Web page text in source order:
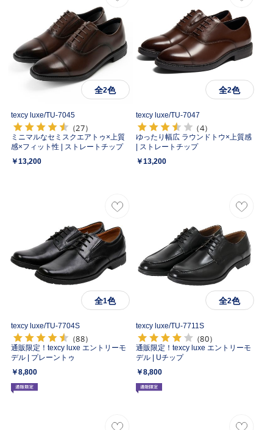
全2色
texcy luxe/TU-7045
（27）
ミニマルなセミスクエアトゥ×上質
感×フィット性 | ストレートチップ
￥13,200
全2色
texcy luxe/TU-7047
（4）
ゆったり幅広 ラウンドトウ×上質感
| ストレートチップ
￥13,200
全1色
texcy luxe/TU-7704S
（88）
通販限定！texcy luxe エントリーモ
デル | プレーントゥ
￥8,800
全2色
texcy luxe/TU-7711S
（80）
通販限定！texcy luxe エントリーモ
デル | Uチップ
￥8,800